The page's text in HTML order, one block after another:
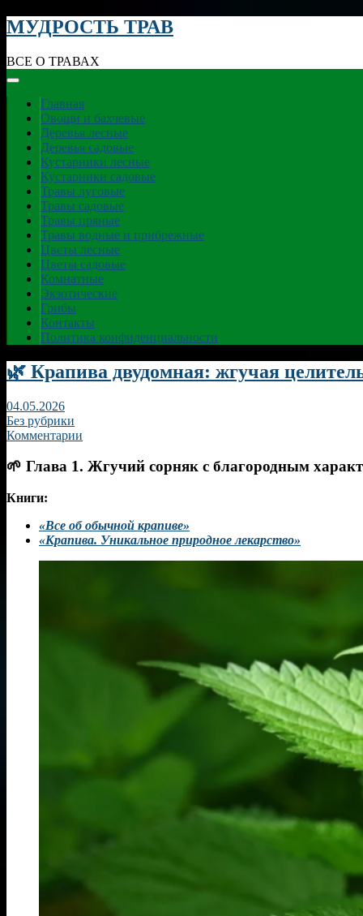
МУДРОСТЬ ТРАВ
ВСЕ О ТРАВАХ
Главная
Овощи и бахчевые
Деревья лесные
Деревья садовые
Кустарники лесные
Кустарники садовые
Травы луговые
Травы садовые
Травы пряные
Травы водные и прибрежные
Цветы лесные
Цветы садовые
Комнатные
Экзотические
Грибы
Контакты
Политика конфиденциальности
🌿 Крапива двудомная: жгучая
04.05.2026
Без рубрики
Комментарии
🌱 Глава 1. Жгучий сорняк с благородным
Книги:
«Все об обычной крапиве»
«Крапива. Уникальное природное лекарство»